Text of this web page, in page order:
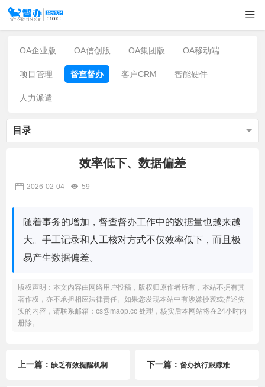
OA企业版 OA信创版 OA集团版 OA移动端
项目管理 督查督办 客户CRM 智能硬件
人力派遣
目录
效率低下、数据偏差
2026-02-04 59
随着事务的增加，督查督办工作中的数据量也越来越
大。手工记录和人工核对方式不仅效率低下，而且极
易产生数据偏差。
版权声明：本文内容由网络用户投稿，版权归原作者所有，本站不拥有其
著作权，亦不承担相应法律责任。如果您发现本站中有涉嫌抄袭或描述失
实的内容，请联系邮箱：cs@maop.cc 处理，核实后本网站将在24小时内
册除。
上一篇： 缺乏有效提醒机制 下一篇：督办执行跟踪难